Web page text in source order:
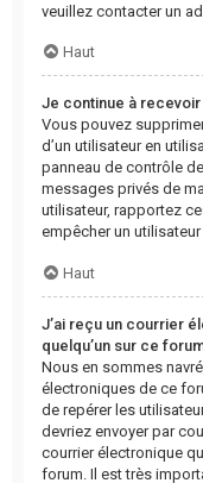
veuillez contacter un
Haut
Je continue à
Vous pouvez
d’un utilisateur en
panneau de contrôle
messages privés de
utilisateur, rapportez
empêcher un
Haut
J’ai reçu un courrier
quelqu’un sur ce
Nous en sommes
électroniques de ce
de repérer les
devriez envoyer par
courrier électronique
forum. Il est très